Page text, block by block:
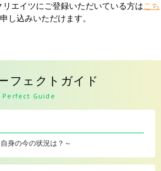
エイツにご登録いただいている方はこち
し込みいただけます。
フェクトガイド
Perfect Guide
身の今の状況は？～